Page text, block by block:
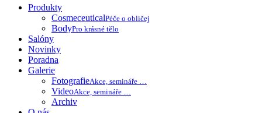
Produkty
CosmeceuticalPéče o obličej
BodyPro krásné tělo
Salóny
Novinky
Poradna
Galerie
FotografieAkce, semináře …
VideoAkce, semináře …
Archiv